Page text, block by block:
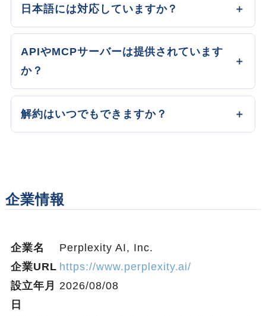
日本語には対応していますか？
APIやMCPサーバーは提供されています
か？
解約はいつでもできますか？
企業情報
企業名
Perplexity AI, Inc.
企業URL https://www.perplexity.ai/
設立年月
日
2026/08/08